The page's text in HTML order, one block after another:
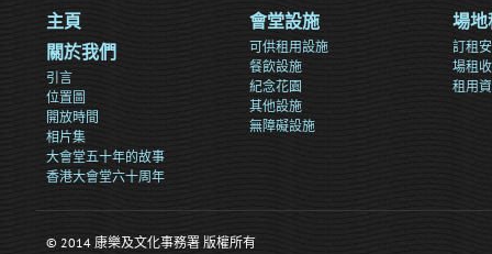
主頁
關於我們
引言
位置圖
開放時間
相片集
大會堂五十年的故事
香港大會堂六十周年
會堂設施
可供租用設施
餐飲設施
紀念花園
其他設施
無障礙設施
場地
訂租
場租
租用
© 2014 康樂及文化事務署 版權所有